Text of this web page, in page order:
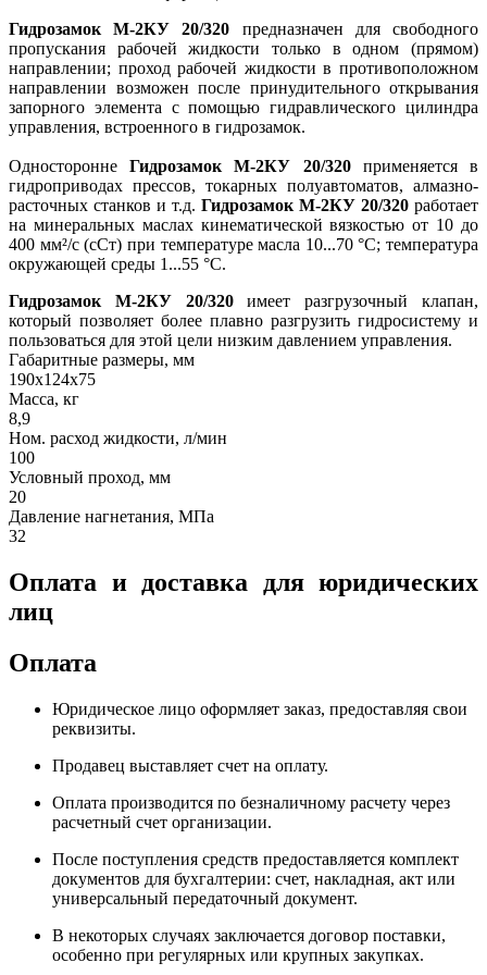
Гидрозамок М-2КУ 20/320 предназначен для свободного
пропускания рабочей жидкости только в одном (прямом)
направлении; проход рабочей жидкости в противоположном
направлении возможен после принудительного открывания
запорного элемента с помощью гидравлического цилиндра
управления, встроенного в гидрозамок.
ОдностороннеГидрозамок М-2КУ 20/320применяется в
гидроприводах прессов, токарных полуавтоматов, алмазно-
расточных станков и т.д. Гидрозамок М-2КУ 20/320 работает
на минеральных маслах кинематической вязкостью от 10 до
400 мм²/с (сСт) при температуре масла 10...70 °С; температура
окружающей среды 1...55 °С.
Гидрозамок М-2КУ 20/320имеет разгрузочный клапан,
который позволяет более плавно разгрузить гидросистему и
пользоваться для этой цели низким давлением управления.
Габаритные размеры, мм
190х124х75
Масса, кг
8,9
Ном. расход жидкости, л/мин
100
Условный проход, мм
20
Давление нагнетания, МПа
32
Оплата и доставка для юридических
лиц
Оплата
Юридическое лицо оформляет заказ, предоставляя свои
реквизиты.
Продавец выставляет счет на оплату.
Оплата производится по безналичному расчету через
расчетный счет организации.
После поступления средств предоставляется комплект
документов для бухгалтерии: счет, накладная, акт или
универсальный передаточный документ.
В некоторых случаях заключается договор поставки,
особенно при регулярных или крупных закупках.